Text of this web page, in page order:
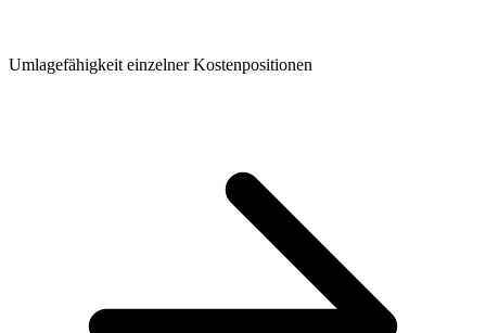
Umlagefähigkeit einzelner Kostenpositionen